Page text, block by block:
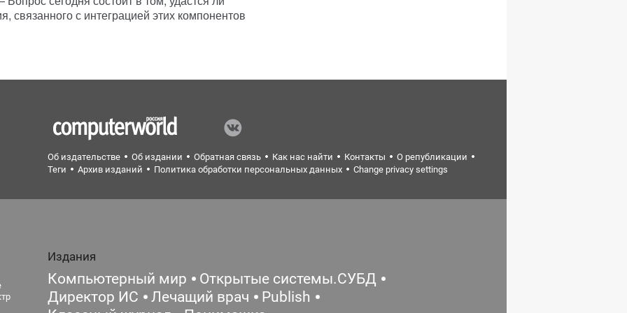
связанного с интеграцией этих компонентов
Об издательстве Об издании Обратная связь Как нас найти Контакты
О републикации
Теги
Архив изданий Политика обработки персональных данных Change privacy settings
Издания
Компьютерный мир
Открытые системы.СУБД
Директор ИС
Лечащий врач
Publish